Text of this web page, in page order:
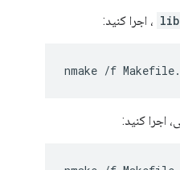
، اجرا کنید:
اجرا کنید: